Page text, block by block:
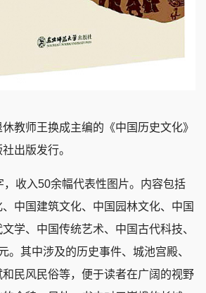
师王换成主编的《中国历史文化》
出版发行。
收入50余幅代表性图片。内容包括
中国建筑文化、中国园林文化、中国
学、中国传统艺术、中国古代科技、
。其中涉及的历史事件、城池宫殿、
民风民俗等，便于读者在广阔的视野